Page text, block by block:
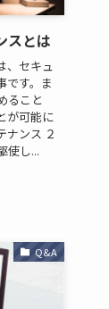
スとは
、セキュ
です。ま
ること
が可能に
ナンス ２
使し...
Q&A